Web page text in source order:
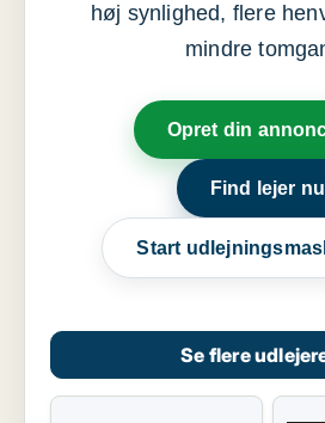
høj synlighed, flere
mindre
Opret din
Find lejer nu
Start
Se flere